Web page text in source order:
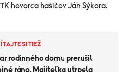
hovorca hasičov Ján Sýkora.
SI TIEŽ
rodinného domu prerušil
ráno. Majiteľka utrpela